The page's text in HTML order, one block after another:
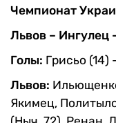
Чемпионат
Львов – Ингулец
Голы: Грисьо (14)
Львов:
Якимец,